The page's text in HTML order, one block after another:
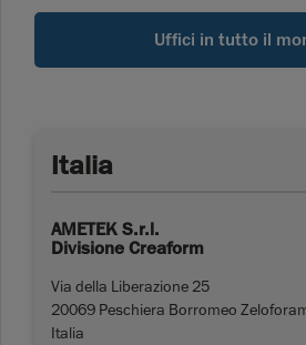
Uffici in tutto il
Italia
AMETEK S.r.l.
Divisione Creaform
Via della Liberazione 25
20069 Peschiera Borromeo
Italia